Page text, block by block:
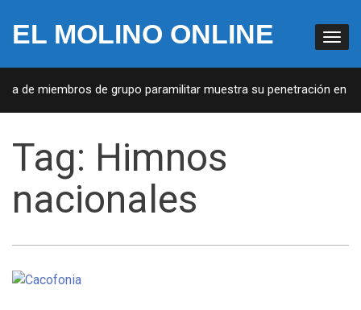
EL MOLINO ONLINE
de miembros de grupo paramilitar muestra su penetración en la
Tag: Himnos
nacionales